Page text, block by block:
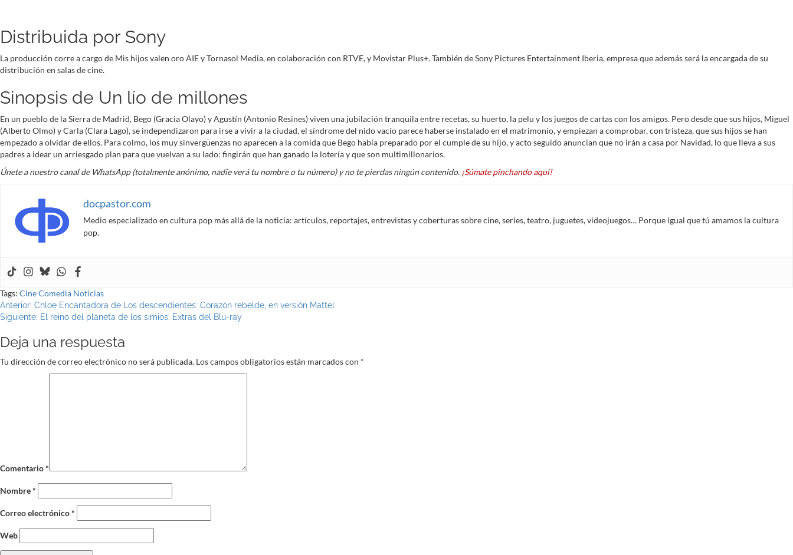
Distribuida por Sony
La producción corre a cargo de Mis hijos valen oro AIE y Tornasol Media, en colaboración con RTVE, y Movistar Plus+. También de Sony Pictures Entertainment Iberia, empresa que además será la encargada de su
distribución en salas de cine.
Sinopsis de Un lío de millones
En un pueblo de la Sierra de Madrid, Bego (Gracia Olayo) y Agustín (Antonio Resines) viven una jubilación tranquila entre recetas, su huerto, la pelu y los juegos de cartas con los amigos. Pero desde que sus hijos, Miguel
(Alberto Olmo) y Carla (Clara Lago), se independizaron para irse a vivir a la ciudad, el síndrome del nido vacío parece haberse instalado en el matrimonio, y empiezan a comprobar, con tristeza, que sus hijos se han
empezado a olvidar de ellos. Para colmo, los muy sinvergüenzas no aparecen a la comida que Bego había preparado por el cumple de su hijo, y acto seguido anuncian que no irán a casa por Navidad, lo que lleva a sus
padres a idear un arriesgado plan para que vuelvan a su lado: fingirán que han ganado la lotería y que son multimillonarios.
Únete a nuestro canal de WhatsApp (totalmente anónimo, nadie verá tu nombre o tu número) y no te pierdas ningún contenido. ¡Súmate pinchando aquí!
docpastor.com
Medio especializado en cultura pop más allá de la noticia: artículos, reportajes, entrevistas y coberturas sobre cine, series, teatro, juguetes, videojuegos… Porque igual que tú amamos la cultura
pop.
Tags: CineComedia Noticias
Navegación
de
entradas
Anterior: Chloe Encantadora de Los descendientes: Corazón rebelde, en versión Mattel
Siguiente: El reino del planeta de los simios: Extras del Blu-ray
Deja una respuesta
Tu dirección de correo electrónico no será publicada. Los campos obligatorios están marcados con *
Comentario*
Nombre*
Correo electrónico*
Web